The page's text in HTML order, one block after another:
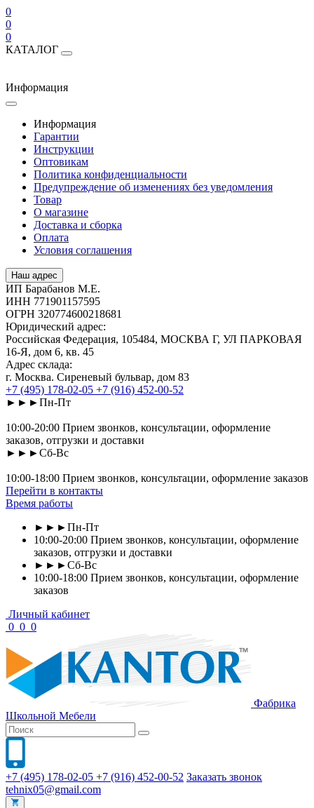
0
0
0
КАТАЛОГ
Информация
Информация
Гарантии
Инструкции
Оптовикам
Политика конфиденциальности
Предупреждение об изменениях без уведомления
Товар
О магазине
Доставка и сборка
Оплата
Условия соглашения
Наш адрес
ИП Барабанов М.Е.
ИНН 771901157595
ОГРН 320774600218681
Юридический адрес:
Российская Федерация, 105484, МОСКВА Г, УЛ ПАРКОВАЯ
16-Я, дом 6, кв. 45
Адрес склада:
г. Москва. Сиреневый бульвар, дом 83
+7 (495) 178-02-05 +7 (916) 452-00-52
►►►Пн-Пт
10:00-20:00 Прием звонков, консультации, оформление
заказов, отгрузки и доставки
►►►Сб-Вс
10:00-18:00 Прием звонков, консультации, оформление заказов
Перейти в контакты
Время работы
►►►Пн-Пт
10:00-20:00 Прием звонков, консультации, оформление
заказов, отгрузки и доставки
►►►Сб-Вс
10:00-18:00 Прием звонков, консультации, оформление
заказов
Личный кабинет
0 0 0
Фабрика
Школьной Мебели
+7 (495) 178-02-05 +7 (916) 452-00-52 Заказать звонок
tehnix05@gmail.com